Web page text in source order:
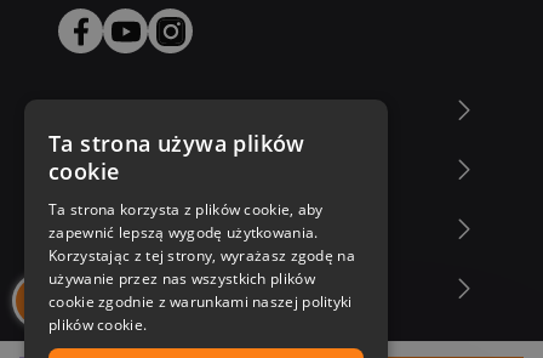
Zakupy u nas
Nasza oferta
Nasi autorzy
Ta strona używa plików
cookie
Ta strona korzysta z plików cookie, aby
zapewnić lepszą wygodę użytkowania.
Korzystając z tej strony, wyrażasz zgodę na
używanie przez nas wszystkich plików
cookie zgodnie z warunkami naszej polityki
plików cookie.